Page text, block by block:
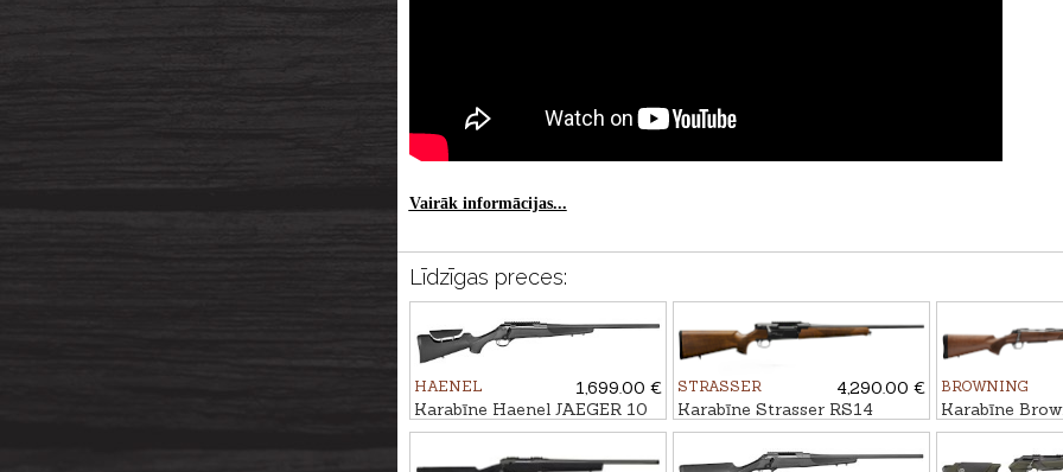
Vairāk informācijas...
Līdzīgas preces:
HAENEL
1,699.00 €
Karabīne Haenel JAEGER 10
Varmint Sporter kal. 6,5
Creedmoor M15x1
STRASSER
4,290.00 €
Karabīne Strasser RS14
Evolution Standart kal. .30-06
BROWNING
Karabīne
3+ Hunter kal.